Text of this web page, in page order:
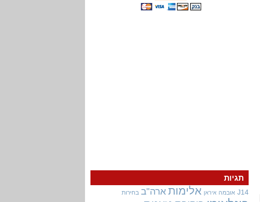
תגיות
J14 אובמה איראן אלימות ארה"ב בחירות